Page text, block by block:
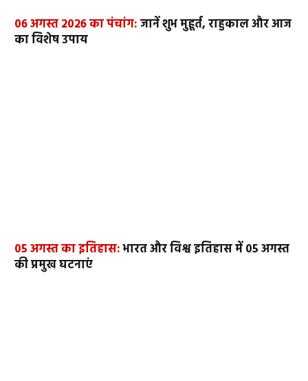
06 अगस्त 2026 का पंचांग:जानें शुभ मुहूर्त, राहुकाल और आज
का विशेष उपाय
05 अगस्त का इतिहास:भारत और विश्व इतिहास में 05 अगस्त
की प्रमुख घटनाएं